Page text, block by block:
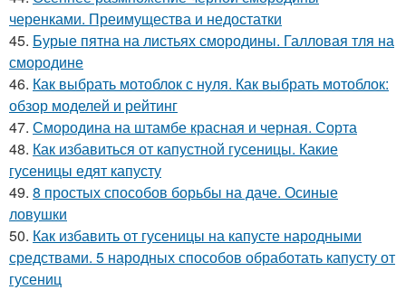
черенками. Преимущества и недостатки
45. Бурые пятна на листьях смородины. Галловая тля на
смородине
46. Как выбрать мотоблок с нуля. Как выбрать мотоблок:
обзор моделей и рейтинг
47. Смородина на штамбе красная и черная. Сорта
48. Как избавиться от капустной гусеницы. Какие
гусеницы едят капусту
49. 8 простых способов борьбы на даче. Осиные
ловушки
50. Как избавить от гусеницы на капусте народными
средствами. 5 народных способов обработать капусту от
гусениц